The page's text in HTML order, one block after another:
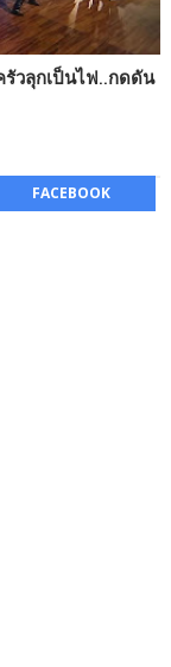
วลุกเป็นไฟ..กดดัน
FACEBOOK